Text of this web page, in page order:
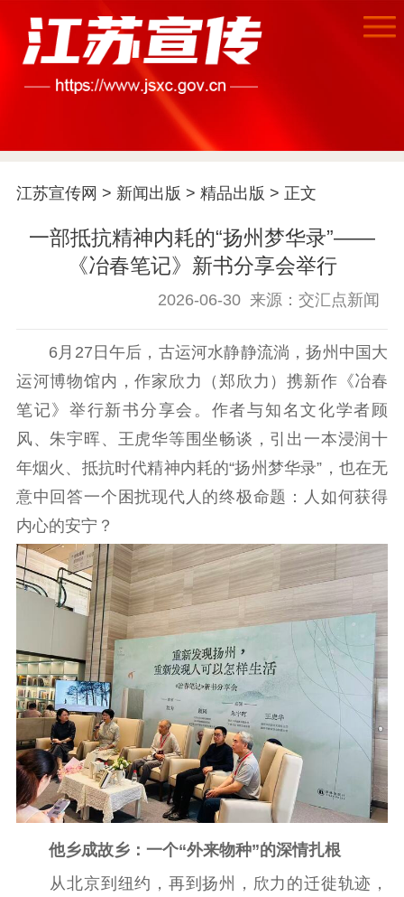
江苏要闻
公示公告
通知公告 信息公开制度
信息公开指南
信息公开年度报
工作动态
理论武装
理论学习 宣传宣讲 研究阐释
哲学社科
社科强省 工作通知
成果集萃
江苏文脉
资料下载
新闻宣传
主题宣传 对外宣传
新闻发布
记者之家
品牌栏目
江苏宣传网 > 新闻出版 > 精品出版 > 正文
一部抵抗精神内耗的“扬州梦华录”——
《冶春笔记》新书分享会举行
2026-06-30 来源：交汇点新闻
6月27日午后，古运河水静静流淌，扬州中国大
运河博物馆内，作家欣力（郑欣力）携新作《冶春
笔记》举行新书分享会。作者与知名文化学者顾
风、朱宇晖、王虎华等围坐畅谈，引出一本浸润十
年烟火、抵抗时代精神内耗的“扬州梦华录”，也在无
意中回答一个困扰现代人的终极命题：人如何获得
内心的安宁？
他乡成故乡：一个“外来物种”的深情扎根
从北京到纽约，再到扬州，欣力的迁徙轨迹，